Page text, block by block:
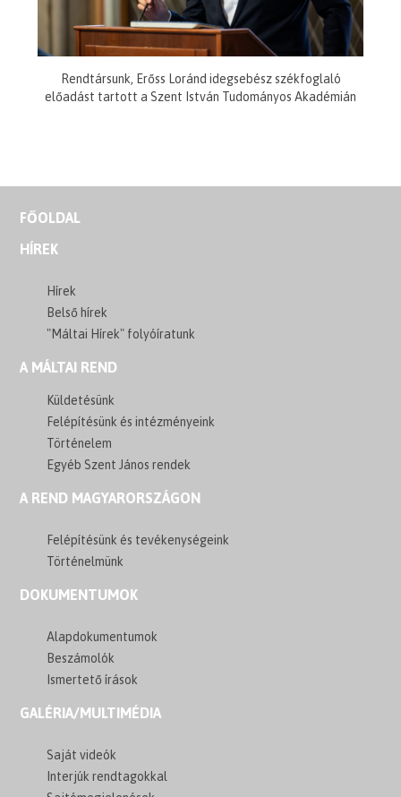
Rendtársunk, Erőss Loránd idegsebész székfoglaló
előadást tartott a Szent István Tudományos Akadémián
FŐOLDAL
HÍREK
Hírek
Belső hírek
"Máltai Hírek" folyóíratunk
A MÁLTAI REND
Küldetésünk
Felépítésünk és intézményeink
Történelem
Egyéb Szent János rendek
A REND MAGYARORSZÁGON
Felépítésünk és tevékenységeink
Történelmünk
DOKUMENTUMOK
Alapdokumentumok
Beszámolók
Ismertető írások
GALÉRIA/MULTIMÉDIA
Saját videók
Interjúk rendtagokkal